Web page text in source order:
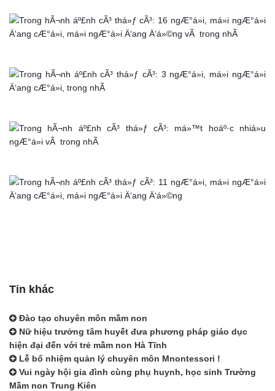
Tin khác
Đào tạo chuyên môn mầm non
Nữ hiệu trưởng tâm huyết đưa phương pháp giáo dục
hiện đại đến với trẻ mầm non Hà Tĩnh
Lễ bổ nhiệm quản lý chuyên môn Mnontessori !
Vui ngày hội gia đình cùng phụ huynh, học sinh Trường
Mầm non Trung Kiên